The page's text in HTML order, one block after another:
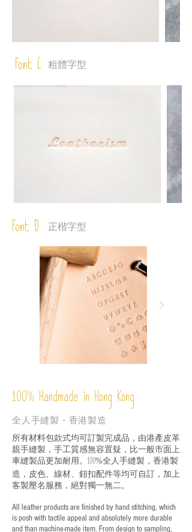
Font C 粗體字型
Font D 正楷字型
100% Handmade in Hong Kong
全人手縫製・香港製造
所有材料包款式均可訂製完成品，由港產皮革
親手縫製，手工質感無容置疑，比一般市面上
車縫製品更加耐用。 100%全人手縫製，香港製
造，皮色、線材、鈕扣配件等均可自訂，加上
客製壓名服務，絕對獨一無二。
All leather products are finished by hand stitching, which
is posh with tactile appeal and absolutely more durable
and than machine-made item. From design to sampling,